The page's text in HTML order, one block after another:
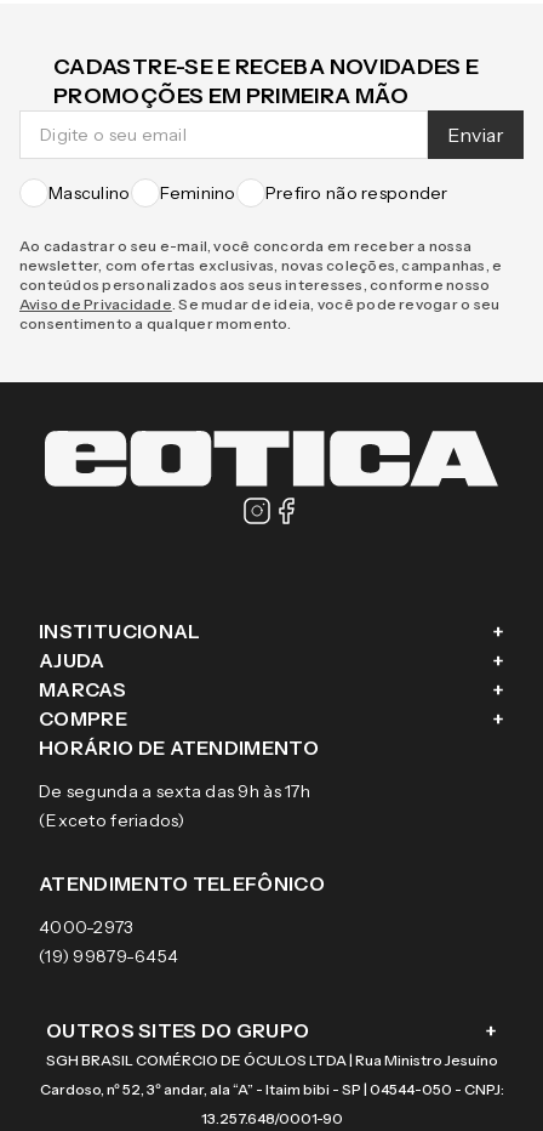
CADASTRE-SE E RECEBA NOVIDADES E
PROMOÇÕES EM PRIMEIRA MÃO
Enviar
Masculino Feminino Prefiro não responder
Ao cadastrar o seu e-mail, você concorda em receber a nossa
newsletter, com ofertas exclusivas, novas coleções, campanhas, e
conteúdos personalizados aos seus interesses, conforme nosso
Aviso de Privacidade . Se mudar de ideia, você pode revogar o seu
consentimento a qualquer momento.
INSTITUCIONAL +
Fale conosco
Blog
Sobre a eÓtica
Aviso de privacidade
Termos e condições de uso
AJUDA +
Como comprar
Trocas e Devoluções
Pagamentos
Garantias
MARCAS +
Ray-Ban
Tecnol
Arnette
Burberry
COMPRE +
Óculos de sol
Lentes de contato
HORÁRIO DE ATENDIMENTO
De segunda a sexta das 9h às 17h
(Exceto feriados)
ATENDIMENTO TELEFÔNICO
4000-2973
(19) 99879-6454
OUTROS SITES DO GRUPO +
SGH BRASIL COMÉRCIO DE ÓCULOS LTDA | Rua Ministro Jesuíno
Cardoso, nº 52, 3º andar, ala “A” - Itaim bibi - SP | 04544-050 - CNPJ:
13.257.648/0001-90